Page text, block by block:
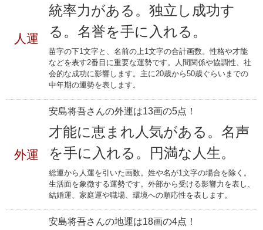
人運
統率力がある。独立し成功す
る。名誉を手に入れる。
苗字の下1文字と、名前の上1文字の合計画数。性格や才能
などを表す2番目に重要な運勢です。人間関係や協調性、社
会的な成功に影響します。主に20歳から50歳ぐらいまでの
中年期の運勢を表します。
外運
安島将吾さんの外運は13画の5点！
才能に恵まれ人気がある。名声
を手に入れる。円満な人生。
総運から人運を引いた画数。姓や名が1文字の場合を除く。
生活面を象徴する運勢です。外部から受ける影響力を表し、
結婚運、家庭運や職場、環境への順応性を表します。
安島将吾さんの地運は18画の4点！